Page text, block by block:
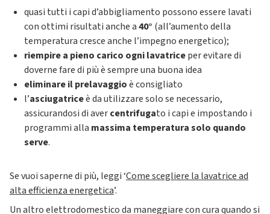
quasi tutti i capi d’abbigliamento possono essere lavati
con ottimi risultati anche a40° (all’aumento della
temperatura cresce anche l’impegno energetico);
riempire a pieno carico ogni lavatriceper evitare di
doverne fare di più è sempre una buona idea
eliminare il prelavaggioè consigliato
l’asciugatriceè da utilizzare solo se necessario,
assicurandosi di avercentrifugato i capi e impostando i
programmi alla massima temperatura solo quando
serve.
Se vuoi saperne di più, leggi ‘Come scegliere la lavatrice ad
alta efficienza energetica’.
Un altro elettrodomestico da maneggiare con cura quando si